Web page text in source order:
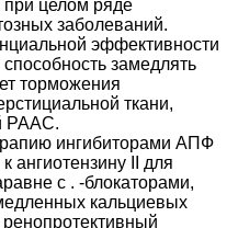
при целом ряде
заболеваний.
эффективности
замедлять
торможения
ткани,
РААС.
ингибиторами АПФ
ангиотензину II для
с . -блокаторами,
кальциевых